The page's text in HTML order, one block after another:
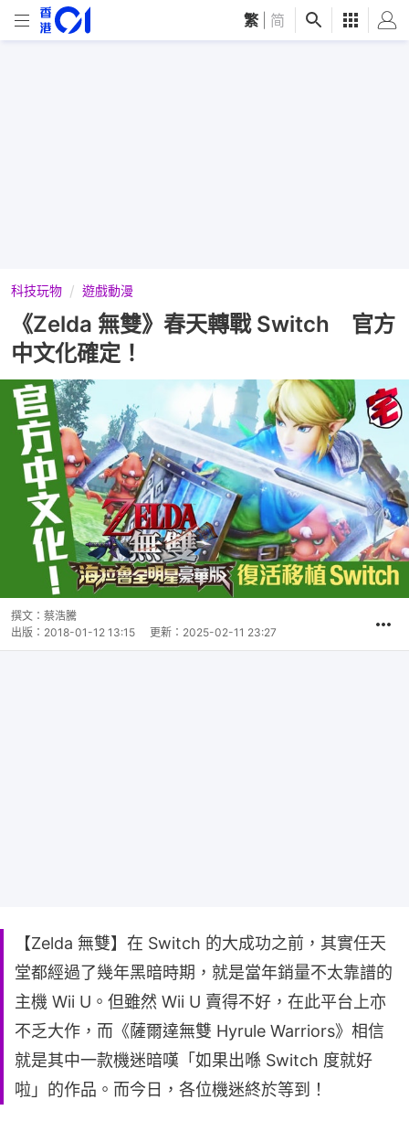
繁 简
科技玩物 遊戲動漫
《Zelda 無雙》春天轉戰 Switch 官方
中文化確定！
撰文： 蔡浩騰
出版： 2018-01-12 13:15 更新： 2025-02-11 23:27
【Zelda 無雙】在 Switch 的大成功之前，其實任天
堂都經過了幾年黑暗時期，就是當年銷量不太靠譜的
主機 Wii U。但雖然 Wii U 賣得不好，在此平台上亦
不乏大作，而《薩爾達無雙 Hyrule Warriors》相信
就是其中一款機迷暗嘆「如果出喺 Switch 度就好
啦」的作品。而今日，各位機迷終於等到！